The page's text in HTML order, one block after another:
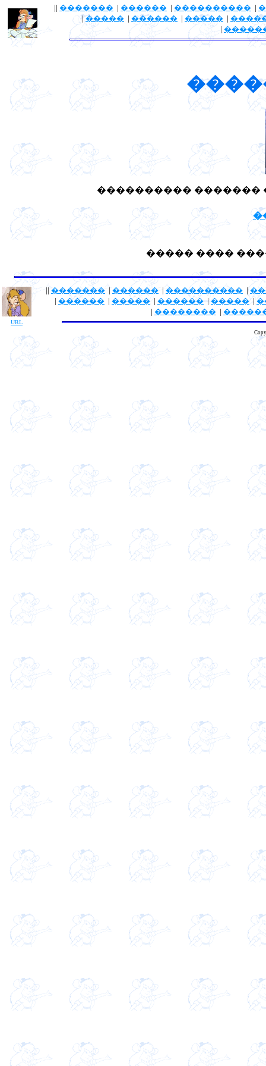
|| ������� | ������ | ���������� |
|����� | ������ | ����� |
|
���������� �������
����� ����
URL
||������� |������ | ���������� |
| ������ | ����� | ������|�����|
| �������� |